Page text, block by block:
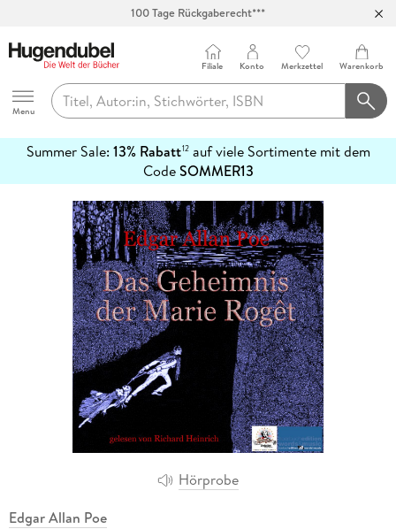
100 Tage Rückgaberecht***
Hugendubel
Menu
Filiale Konto Merkzettel Warenkorb
Summer Sale: 13% Rabatt12auf viele Sortimente mit dem
CodeSOMMER13
erfahren
Hörprobe
Edgar Allan Poe